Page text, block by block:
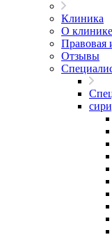
Клиника
О клинике
Правовая
Отзывы